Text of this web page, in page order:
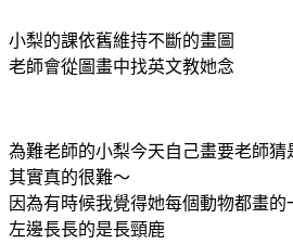
小梨的課依舊維持不斷的畫圖
老師會從圖畫中找英文教她念
為難老師的小梨今天自己畫要老師猜
其實真的很難～
因為有時候我覺得她每個動物都畫的
左邊長長的是長頸鹿